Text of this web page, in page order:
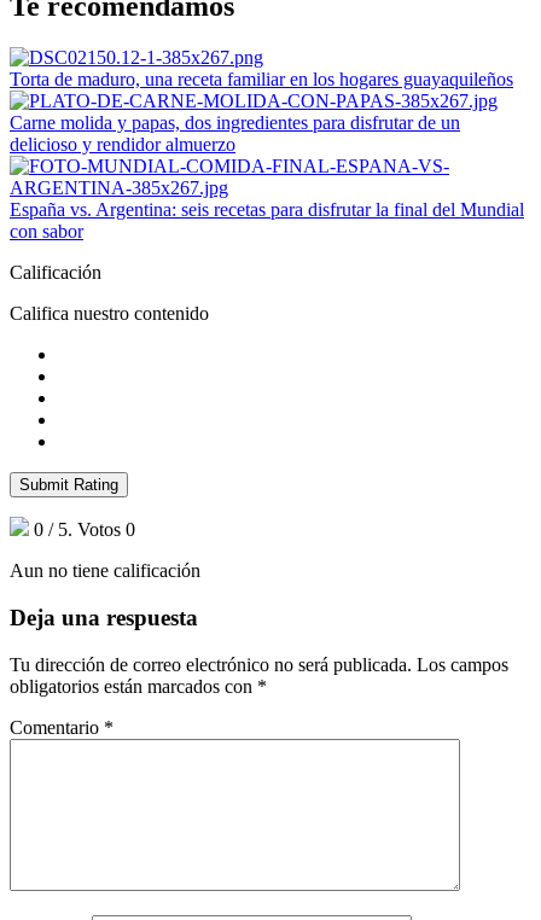
Te recomendamos
Torta de maduro, una receta familiar en los hogares guayaquileños
Carne molida y papas, dos ingredientes para disfrutar de un
delicioso y rendidor almuerzo
España vs. Argentina: seis recetas para disfrutar la final del Mundial
con sabor
Calificación
Califica nuestro contenido
Submit Rating
0 / 5. Votos 0
Aun no tiene calificación
Deja una respuesta
Tu dirección de correo electrónico no será publicada. Los campos
obligatorios están marcados con *
Comentario *